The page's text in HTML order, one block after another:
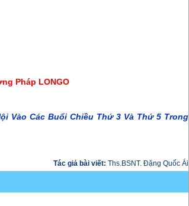
Pháp LONGO
Vào Các Buổi Chiều Thứ 3 Và Thứ 5 Trong
Tác giả bài viết: Ths.BSNT. Đặng Quốc Ái